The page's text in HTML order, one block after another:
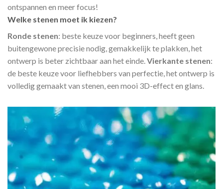
ontspannen en meer focus!
Welke stenen moet ik kiezen?
Ronde stenen: beste keuze voor beginners, heeft geen
buitengewone precisie nodig, gemakkelijk te plakken, het
ontwerp is beter zichtbaar aan het einde.Vierkante stenen:
de beste keuze voor liefhebbers van perfectie, het ontwerp is
volledig gemaakt van stenen, een mooi 3D-effect en glans.